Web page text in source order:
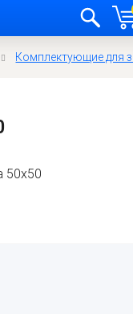
Комплектующие для